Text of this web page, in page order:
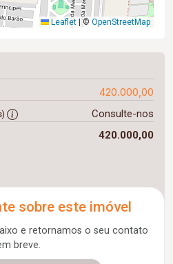
Leaflet © OpenStreetMap
420.000,00
Consulte-nos
420.000,00
sobre este imóvel
e retornamos o seu contato
breve.